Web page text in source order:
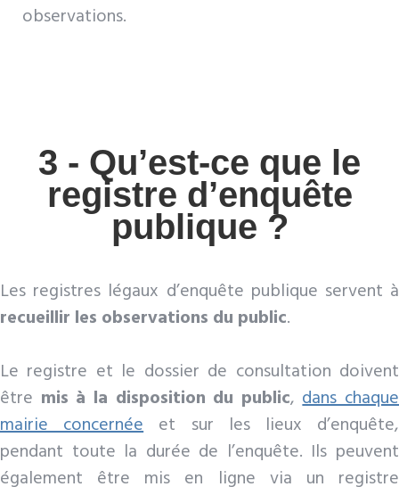
observations.
3 - Qu’est-ce que le
registre d’enquête
publique ?
Les registres légaux d’enquête publique servent à
recueillir les observations du public.
Le registre et le dossier de consultation doivent
être mis à la disposition du public,dans chaque
mairie concernéeet sur les lieux d’enquête,
pendant toute la durée de l’enquête. Ils peuvent
également être mis en ligne via un registre